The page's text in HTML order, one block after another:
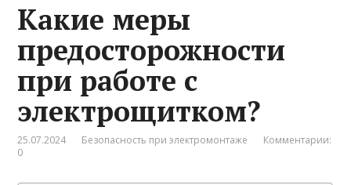
Какие меры
предосторожности
при работе с
электрощитком?
25.07.2024 Безопасность при электромонтаже
Комментарии:
0